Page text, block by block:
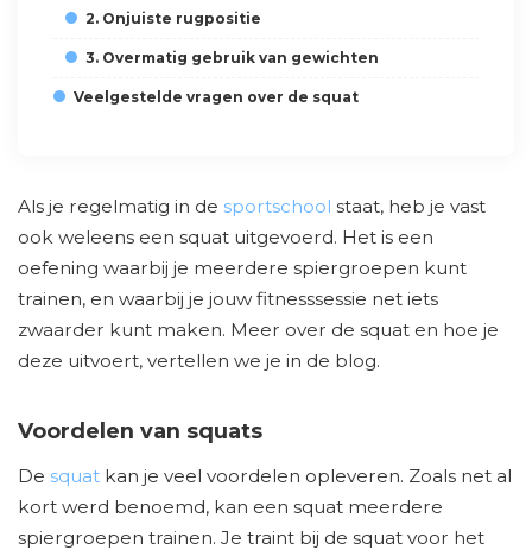
2. Onjuiste rugpositie
3. Overmatig gebruik van gewichten
Veelgestelde vragen over de squat
Als je regelmatig in de sportschool staat, heb je vast
ook weleens een squat uitgevoerd. Het is een
oefening waarbij je meerdere spiergroepen kunt
trainen, en waarbij je jouw fitnesssessie net iets
zwaarder kunt maken. Meer over de squat en hoe je
deze uitvoert, vertellen we je in de blog.
Voordelen van squats
De squat kan je veel voordelen opleveren. Zoals net al
kort werd benoemd, kan een squat meerdere
spiergroepen trainen. Je traint bij de squat voor het